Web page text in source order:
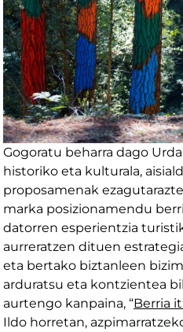
Gogoratu beharra dago
historiko eta kulturala,
proposamenak
marka posizionamendu
datorren esperientzia
aurreratzen dituen
eta bertako biztanleen
arduratsu eta kontzientea
aurtengo kanpaina, “Berria
Ildo horretan,